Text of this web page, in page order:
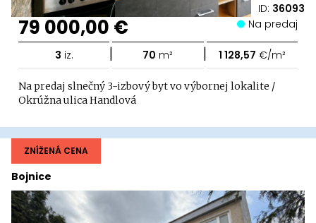
ID: 36093
79 000,00 € Na predaj
3 iz. | 70 m² | 1 128,57 €/m²
Na predaj slnečný 3-izbový byt vo výbornej lokalite /
Okrúžna ulica Handlová
Bojnice
ZNÍŽENÁ CENA